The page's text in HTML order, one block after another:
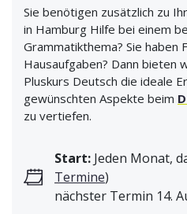
Sie benötigen zusätzlich zu
in Hamburg Hilfe bei einem
Grammatikthema? Sie haben
Hausaufgaben? Dann bieten
Pluskurs Deutsch die ideale
gewünschten Aspekte beim
zu vertiefen.
Start: Jeden Monat,
Termine)
nächster Termin 14.